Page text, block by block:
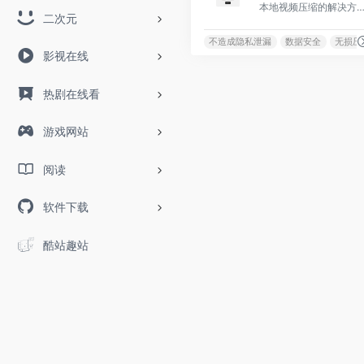
二次元
影视在线
热剧在线看
游戏网站
阅读
软件下载
酷站趣站
本地视频压缩的解决方案，旨在实现快速、安全目便捷的压缩过程。
不造成隐私泄漏 数据安全 无损压